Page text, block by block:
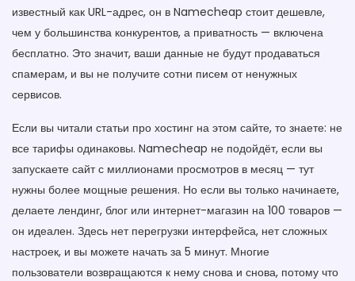
известный как URL-адрес, он в Namecheap стоит дешевле,
чем у большинства конкурентов, а приватность — включена
бесплатно. Это значит, ваши данные не будут продаваться
спамерам, и вы не получите сотни писем от ненужных
сервисов.
Если вы читали статьи про хостинг на этом сайте, то знаете: не
все тарифы одинаковы. Namecheap не подойдёт, если вы
запускаете сайт с миллионами просмотров в месяц — тут
нужны более мощные решения. Но если вы только начинаете,
делаете лендинг, блог или интернет-магазин на 100 товаров —
он идеален. Здесь нет перегрузки интерфейса, нет сложных
настроек, и вы можете начать за 5 минут. Многие
пользователи возвращаются к нему снова и снова, потому что